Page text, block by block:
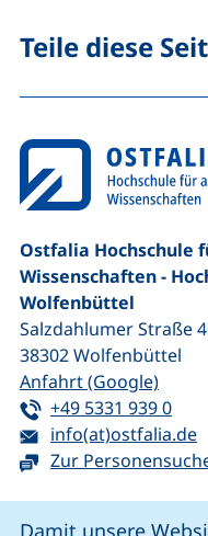
Damit unsere
Teile diese
Ostfalia Hochschule
Wissenschaften -
Wolfenbüttel
Salzdahlumer Straße
38302Wolfenbüttel
Anfahrt (Google)
Tel:
+49 5331 939 0
E-Mail:
info(at)ostfalia.de
Zur